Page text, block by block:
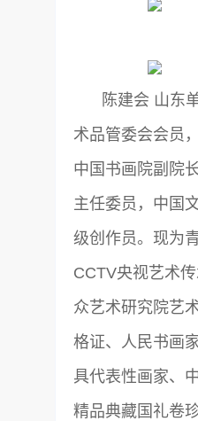
陈建会 山东
术品管委会会员
中国书画院副院
主任委员，中国
级创作员。现为
CCTV央视艺术
众艺术研究院艺
格证、人民书画
具代表性画家、
精品典藏国礼卷